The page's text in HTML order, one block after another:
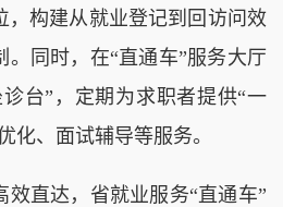
，构建从就业登记到回访问效
。同时，在“直通车”服务大厅
台”，定期为求职者提供“一
化、面试辅导等服务。
直达，省就业服务“直通车”